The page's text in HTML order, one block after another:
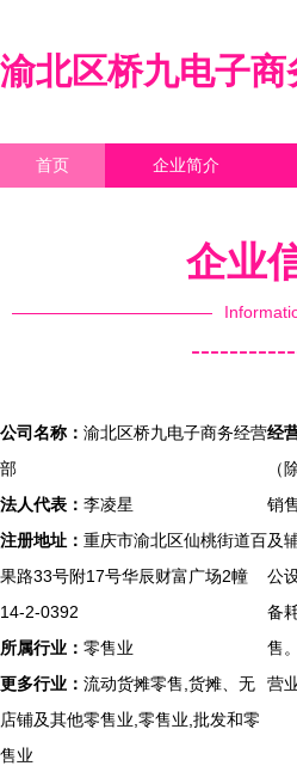
渝北区桥九电子商
首页 企业简介
企业
公司名称： 渝北区桥九电子商务经营
部
法人代表： 李凌星
注册地址： 重庆市渝北区仙桃街道百
果路33号附17号华辰财富广场2幢
14-2-0392
所属行业： 零售业
更多行业： 流动货摊零售,货摊、无
店铺及其他零售业,零售业,批发和零
售业
经
（
销
及
公
备
售
营